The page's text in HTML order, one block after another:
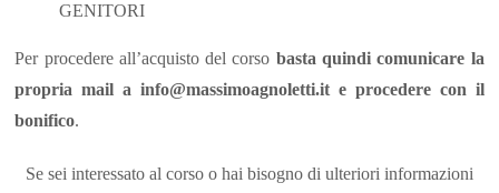
GENITORI
Per procedere all’acquisto del corso basta quindi comunicare la
propria mail a info@massimoagnoletti.it e procedere con il
bonifico.
Se sei interessato al corso o hai bisogno di ulteriori informazioni